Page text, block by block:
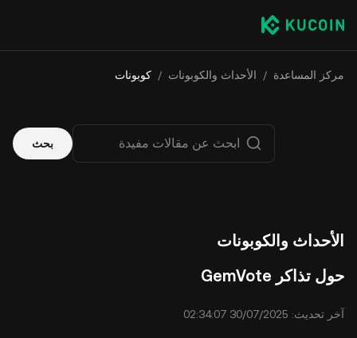
مركز المساعدة / الأحداث والكوبونات / كوبونات
بحث
الأحداث والكوبونات
حول تذاكر GemVote
آخر تحديث: ⁦02:34:07 30/07/2025⁩